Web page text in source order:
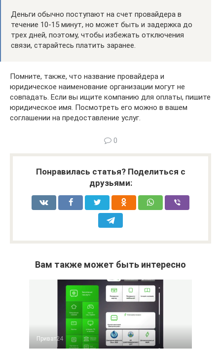
Деньги обычно поступают на счет провайдера в
течение 10-15 минут, но может быть и задержка до
трех дней, поэтому, чтобы избежать отключения
связи, старайтесь платить заранее.
Помните, также, что название провайдера и
юридическое наименование организации могут не
совпадать. Если вы ищите компанию для оплаты, пишите
юридическое имя. Посмотреть его можно в вашем
соглашении на предоставление услуг.
0
Понравилась статья? Поделиться с
друзьями:
Вам также может быть интересно
Приват24